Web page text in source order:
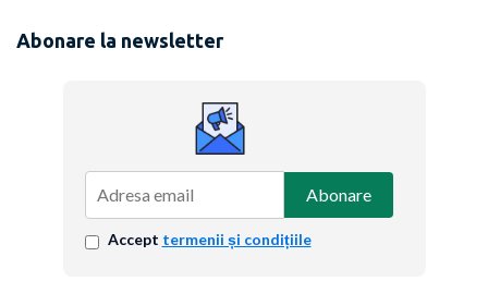
Abonare la newsletter
Abonare
Accept termenii și condițiile